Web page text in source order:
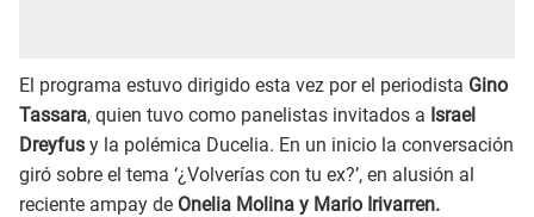
El programa estuvo dirigido esta vez por el periodista Gino
Tassara, quien tuvo como panelistas invitados a Israel
Dreyfus y la polémica Ducelia. En un inicio la conversación
giró sobre el tema ‘¿Volverías con tu ex?’, en alusión al
reciente ampay de Onelia Molina y Mario Irivarren.